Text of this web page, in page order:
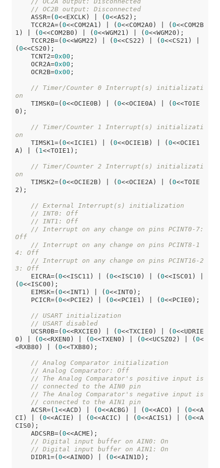
// OC2B output: Disconnected
    ASSR=(
0<<EXCLK) | (0<<AS2);
    TCCR2A=(
0<<COM2A1) | (0<<COM2A0) | (0<<COM2B
1) | (0<<COM2B0) | (0<<WGM21) | (0<<WGM20);
    TCCR2B=(
0<<WGM22) | (0<<CS22) | (0<<CS21) |
(0<<CS20);
    TCNT2=
0x00 ;
    OCR2A=
0x00 ;
    OCR2B=
0x00 ;
// Timer/Counter 0 Interrupt(s) initializati
on
    TIMSK0=(
0<<OCIE0B) | (0<<OCIE0A) | (0<<TOIE
0);
// Timer/Counter 1 Interrupt(s) initializati
on
    TIMSK1=(
0<<ICIE1) | (0<<OCIE1B) | (0<<OCIE1
A) | ( 1 <<TOIE1);
// Timer/Counter 2 Interrupt(s) initializati
on
    TIMSK2=(
0<<OCIE2B) | (0<<OCIE2A) | (0<<TOIE
2);
// External Interrupt(s) initialization
// INT0: Off
// INT1: Off
// Interrupt on any change on pins PCINT0-7:
Off
// Interrupt on any change on pins PCINT8-1
4: Off
// Interrupt on any change on pins PCINT16-2
3: Off
    EICRA=(
0<<ISC11) | (0<<ISC10) | (0<<ISC01) |
(0<<ISC00);
    EIMSK=(
0<<INT1) | (0<<INT0);
    PCICR=(
0<<PCIE2) | (0<<PCIE1) | (0<<PCIE0);
// USART initialization
// USART disabled
    UCSR0B=(
0<<RXCIE0) | (0<<TXCIE0) | (0<<UDRIE
0) | (0<<RXEN0) | (0<<TXEN0) | (0<<UCSZ02) | (0<
<RXB80) | (0<<TXB80);
// Analog Comparator initialization
// Analog Comparator: Off
// The Analog Comparator's positive input is
// connected to the AIN0 pin
// The Analog Comparator's negative input is
// connected to the AIN1 pin
    ACSR=(
1 <<ACD) | (0<<ACBG) | (0<<ACO) | (0<<A
CI) | (0<<ACIE) | (0<<ACIC) | (0<<ACIS1) | (0<<A
CIS0);
    ADCSRB=(
0<<ACME);
// Digital input buffer on AIN0: On
// Digital input buffer on AIN1: On
    DIDR1=(
0<<AIN0D) | (0<<AIN1D);